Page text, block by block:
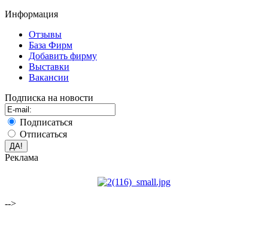
Информация
Отзывы
База Фирм
Добавить фирму
Выставки
Вакансии
Подписка на новости
Подписаться
Отписаться
Реклама
-->